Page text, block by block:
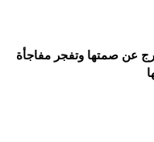
عن صمتها وتفجر مفاجأة